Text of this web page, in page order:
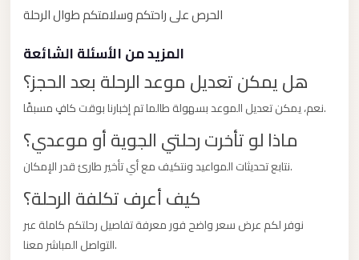
الحرص على راحتكم وسلامتكم طوال الرحلة
المزيد من الأسئلة الشائعة
هل يمكن تعديل موعد الرحلة بعد الحجز؟
نعم، يمكن تعديل الموعد بسهولة طالما تم إخبارنا بوقت كافٍ مسبقًا.
ماذا لو تأخرت رحلتي الجوية أو موعدي؟
نتابع تحديثات المواعيد ونتكيف مع أي تأخير طارئ قدر الإمكان.
كيف أعرف تكلفة الرحلة؟
نوفر لكم عرض سعر واضح فور معرفة تفاصيل رحلتكم كاملة عبر
التواصل المباشر معنا.
with
Prices
Limousine
Service
Alexandria
Cairo
Port
Said
Limousine
Service